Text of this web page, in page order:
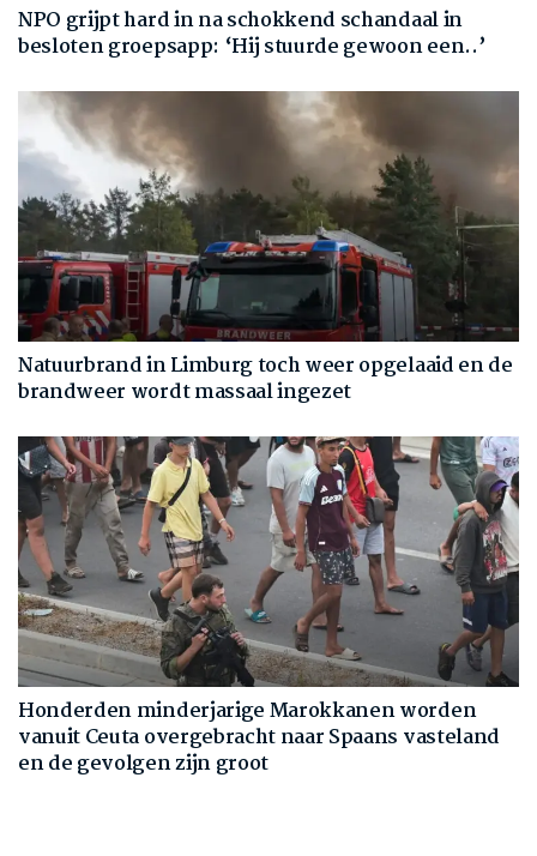
NPO grijpt hard in na schokkend schandaal in
besloten groepsapp: ‘Hij stuurde gewoon een..’
Natuurbrand in Limburg toch weer opgelaaid en de
brandweer wordt massaal ingezet
Honderden minderjarige Marokkanen worden
vanuit Ceuta overgebracht naar Spaans vasteland
en de gevolgen zijn groot